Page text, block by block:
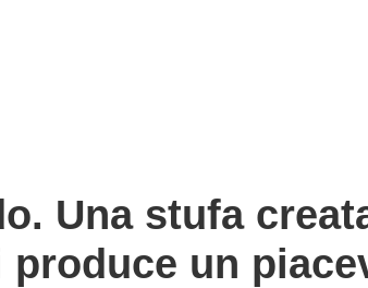
Una stufa
produce un